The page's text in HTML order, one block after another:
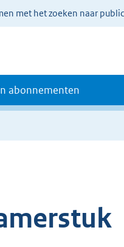
met het zoeken naar
abonnementen